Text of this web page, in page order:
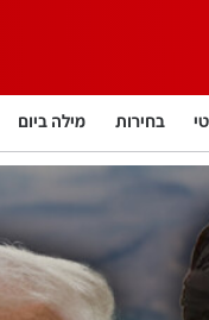
בחירות מילה ביום
צרכנות
BUSINESS